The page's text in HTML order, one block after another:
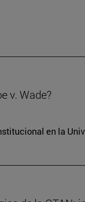
v. Wade?
en la